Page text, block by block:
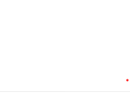
الإشادة بمستشفى الأميرة للا مريم
*